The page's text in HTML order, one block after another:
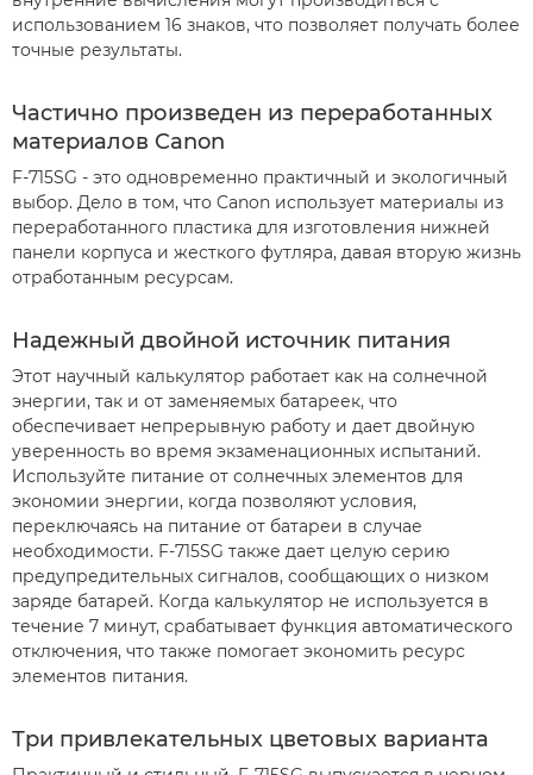
использованием 16 знаков, что позволяет получать более
точные результаты.
Частично произведен из переработанных
материалов Canon
F-715SG - это одновременно практичный и экологичный
выбор. Дело в том, что Canon использует материалы из
переработанного пластика для изготовления нижней
панели корпуса и жесткого футляра, давая вторую жизнь
отработанным ресурсам.
Надежный двойной источник питания
Этот научный калькулятор работает как на солнечной
энергии, так и от заменяемых батареек, что
обеспечивает непрерывную работу и дает двойную
уверенность во время экзаменационных испытаний.
Используйте питание от солнечных элементов для
экономии энергии, когда позволяют условия,
переключаясь на питание от батареи в случае
необходимости. F-715SG также дает целую серию
предупредительных сигналов, сообщающих о низком
заряде батарей. Когда калькулятор не используется в
течение 7 минут, срабатывает функция автоматического
отключения, что также помогает экономить ресурс
элементов питания.
Три привлекательных цветовых варианта